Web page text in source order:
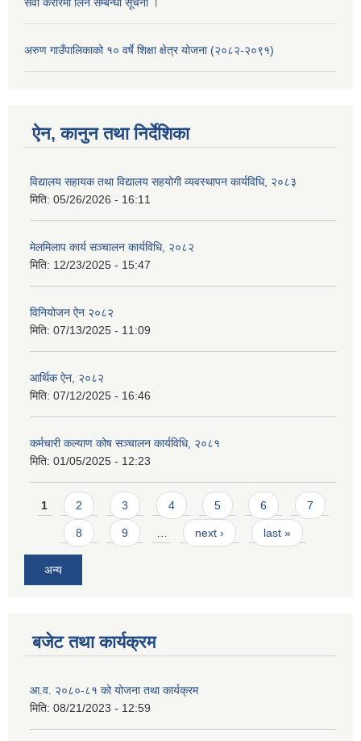
सेवा करारमा लिने सम्बन्धी सूचना ।
अरुण गाउँपालिकाको १० वर्षे शिक्षा क्षेत्र योजना (२०८२-२०९१)
ऐन, कानुन तथा निर्देशिका
विद्यालय सहायक तथा विद्यालय सहयोगी व्यवस्थापन कार्यविधि, २०८३
मिति: 05/26/2026 - 16:11
मेलमिलाप कार्य सञ्चालन कार्यविधि, २०८२
मिति: 12/23/2025 - 15:47
विनियोजन ऐन २०८२
मिति: 07/13/2025 - 11:09
आर्थिक ऐन, २०८२
मिति: 07/12/2025 - 16:46
कर्मचारी कल्याण कोष सञ्चालन कार्यविधि, २०८१
मिति: 01/05/2025 - 12:23
Pages
1 2 3 4 5 6 7
8 9 next › last »
अन्य
बजेट तथा कार्यक्रम
आ.व. २०८०-८१ को योजना तथा कार्यक्रम
मिति: 08/21/2023 - 12:59